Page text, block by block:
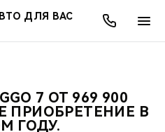
ДЛЯ ВАС
СЕРВИСЫ7 ОТ 969 900
ПРИОБРЕТЕНИЕ В
ГОДУ.